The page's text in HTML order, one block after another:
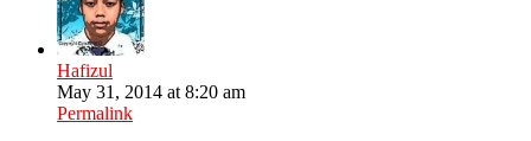
Hafizul
May 31, 2014 at 8:20 am
Permalink